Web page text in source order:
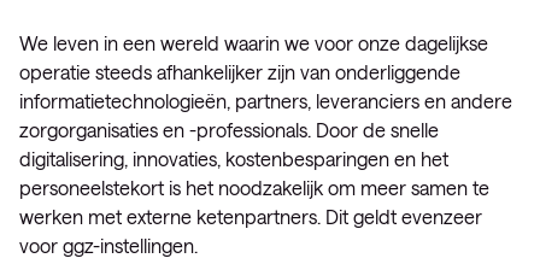
We leven in een wereld waarin we voor onze dagelijkse
operatie steeds afhankelijker zijn van onderliggende
informatietechnologieën, partners, leveranciers en andere
zorgorganisaties en -professionals. Door de snelle
digitalisering, innovaties, kostenbesparingen en het
personeelstekort is het noodzakelijk om meer samen te
werken met externe ketenpartners. Dit geldt evenzeer
voor ggz-instellingen.